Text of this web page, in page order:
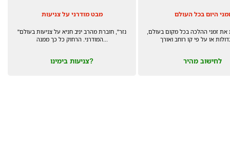
מבט מודרני על צניעות
"נזר", חוברת מהרב יניב חניא על צניעות בעולם
המודרני. הרחוק כל כך ממנה...
צניעות בימינו?
זמני היום בכל העולם
את זמני ההלכה בכל מקום בעולם,
או על פי קו רוחב ואורך
לחישוב מהיר